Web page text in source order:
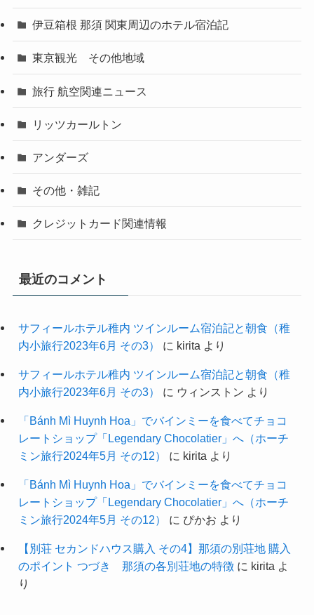
伊豆箱根 那須 関東周辺のホテル宿泊記
東京観光 その他地域
旅行 航空関連ニュース
リッツカールトン
アンダーズ
その他・雑記
クレジットカード関連情報
最近のコメント
サフィールホテル稚内 ツインルーム宿泊記と朝食（稚
内小旅行2023年6月 その3）
に kirita より
サフィールホテル稚内 ツインルーム宿泊記と朝食（稚
内小旅行2023年6月 その3）
に ウィンストン より
「Bánh Mì Huynh Hoa」でバインミーを食べてチョコ
レートショップ「Legendary Chocolatier」へ（ホーチ
ミン旅行2024年5月 その12）
に kirita より
「Bánh Mì Huynh Hoa」でバインミーを食べてチョコ
レートショップ「Legendary Chocolatier」へ（ホーチ
ミン旅行2024年5月 その12）
に ぴかお より
【別荘 セカンドハウス購入 その4】那須の別荘地 購入
のポイント つづき 那須の各別荘地の特徴に kirita よ
り